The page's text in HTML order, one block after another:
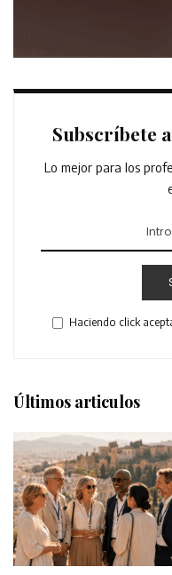
Subscríbete
Lo mejor para los
Haciendo click
Últimos articulos